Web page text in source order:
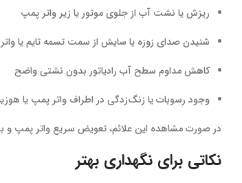
ریزش یا نشت آب از جلوی موتور یا زیر واتر پمپ
شنیدن صدای زوزه یا سایش از سمت تسمه تایم یا
کاهش مداوم سطح آب رادیاتور بدون نشتی واضح
وجود رسوبات یا زنگ‌زدگی در اطراف واتر پمپ یا
در صورت مشاهده این علائم، تعویض سریع واتر پمپ
نکاتی برای نگهداری بهتر